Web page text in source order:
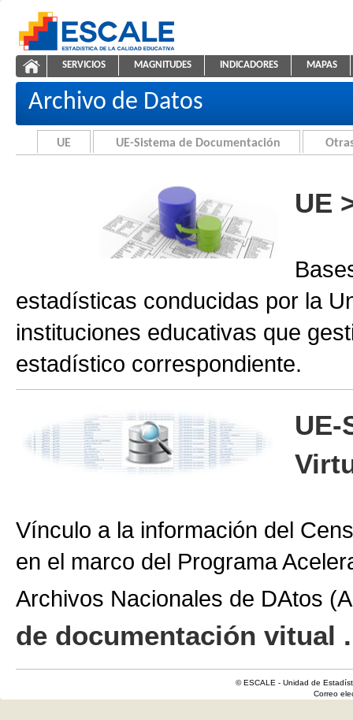
ESCALE - Unidad de Estadística Educativa
Archivo de Datos
NAVEGACIÓN
SERVICIOS MAGNITUDES INDICADORES MAPAS
Archivo de Datos
UE UE-Sistema de Documentación
UE
estadísticas conducidas por la
instituciones educativas que
estadístico correspondiente.
UE-
Vínculo a la información del
en el marco del Programa
Archivos Nacionales de DAtos
de documentación vitual
© ESCALE - Unidad de
Correo